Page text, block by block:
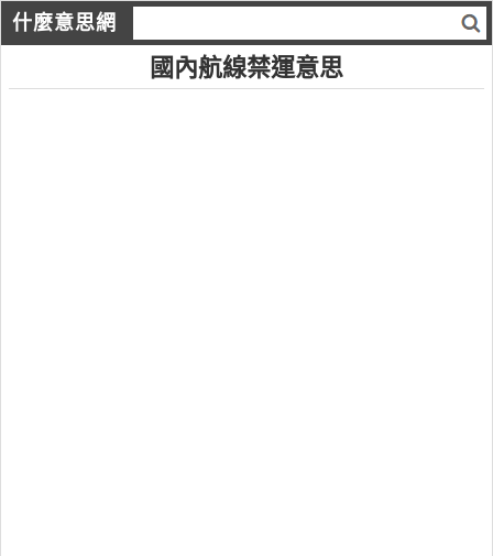
什麼意思網
國內航線禁運意思